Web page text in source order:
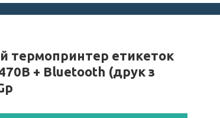
термопринтер етикеток
+ Bluetooth (друк з